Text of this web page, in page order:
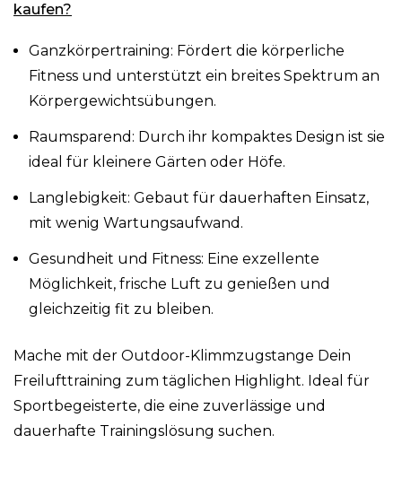
kaufen?
Ganzkörpertraining: Fördert die körperliche
Fitness und unterstützt ein breites Spektrum an
Körpergewichtsübungen.
Raumsparend: Durch ihr kompaktes Design ist sie
ideal für kleinere Gärten oder Höfe.
Langlebigkeit: Gebaut für dauerhaften Einsatz,
mit wenig Wartungsaufwand.
Gesundheit und Fitness: Eine exzellente
Möglichkeit, frische Luft zu genießen und
gleichzeitig fit zu bleiben.
Mache mit der Outdoor-Klimmzugstange Dein
Freilufttraining zum täglichen Highlight. Ideal für
Sportbegeisterte, die eine zuverlässige und
dauerhafte Trainingslösung suchen.